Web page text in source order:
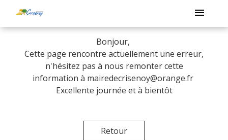
menu
Bonjour,
Cette page rencontre actuellement une erreur,
n'hésitez pas à nous remonter cette
information à mairedecrisenoy@orange.fr
Excellente journée et à bientôt
Retour